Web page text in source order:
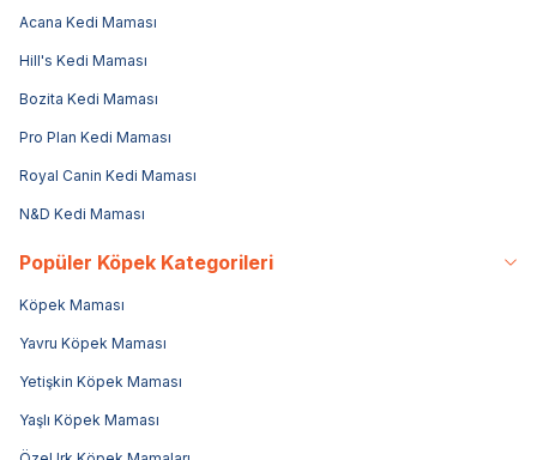
Acana Kedi Maması
Hill's Kedi Maması
Bozita Kedi Maması
Pro Plan Kedi Maması
Royal Canin Kedi Maması
N&D Kedi Maması
Popüler Köpek Kategorileri
Köpek Maması
Yavru Köpek Maması
Yetişkin Köpek Maması
Yaşlı Köpek Maması